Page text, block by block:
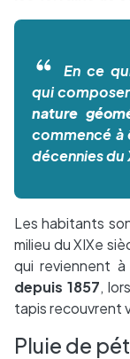
En ce
qui
nature
commencé à
décennies du
Les habitants
milieu du XIXe
qui reviennent
depuis 1857,
tapis recouvrent
Pluie de